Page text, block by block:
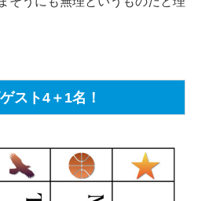
スト4＋1名！